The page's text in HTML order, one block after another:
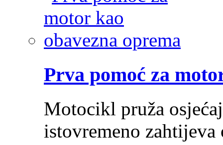
Prva pomoć za
Motocikl pruža
istovremeno